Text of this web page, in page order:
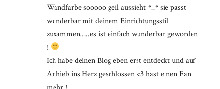
Wandfarbe sooooo geil aussieht *_* sie passt
wunderbar mit deinem Einrichtungsstil
zusammen…..es ist einfach wunderbar geworden
!
Ich habe deinen Blog eben erst entdeckt und auf
Anhieb ins Herz geschlossen <3 hast einen Fan